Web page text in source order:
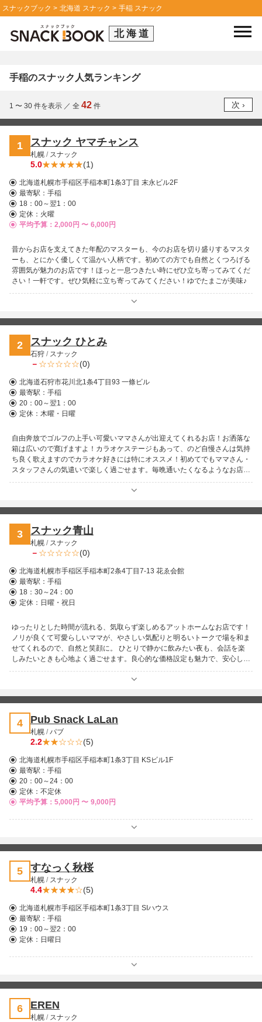
スナックブック 北海道 スナック 手稲 スナック
北海道
手稲のスナック人気ランキング
1 〜 30 件を表示 ／ 全 42 件
1 スナック ヤマチャンス
札幌 / スナック
5.0 (1)
北海道札幌市手稲区手稲本町1条3丁目 末永ビル2F
最寄駅： 手稲
18：00～翌1：00
定休：火曜
平均予算：2,000円 〜 6,000円
昔からお店を支えてきた年配のマスターも、今のお店を切り盛りするマスタ
ーも、とにかく優しくて温かい人柄です。初めての方でも自然とくつろげる
雰囲気が魅力のお店です！ほっと一息つきたい時にぜひ立ち寄ってみてくだ
さい！一軒です。ぜひ気軽に立ち寄ってみてください！ゆでたまごが美味♪
2 スナック ひとみ
石狩 / スナック
－ (0)
北海道石狩市花川北1条4丁目93 一條ビル
最寄駅： 手稲
20：00～翌1：00
定休：木曜・日曜
自由奔放でゴルフの上手い可愛いママさんが出迎えてくれるお店！お洒落な
箱は広いので寛げますよ！カラオケステージもあって、のど自慢さんは気持
ち良く歌えますのでカラオケ好きには特にオススメ！初めてでもママさん・
スタッフさんの気遣いで楽しく過ごせます。毎晩通いたくなるようなお店で
す！
3 スナック青山
札幌 / スナック
－ (0)
北海道札幌市手稲区手稲本町2条4丁目7-13 花ゑ会館
最寄駅： 手稲
18：30～24：00
定休：日曜・祝日
ゆったりとした時間が流れる、気取らず楽しめるアットホームなお店です！
ノリが良くて可愛らしいママが、やさしい気配りと明るいトークで場を和ま
せてくれるので、自然と笑顔に。 ひとりで静かに飲みたい夜も、会話を楽
しみたいときも心地よく過ごせます。良心的な価格設定も魅力で、安心して
通えるのもうれしいポイント。気軽に立ち寄って、ほっと一息つけるひとと
4 Pub Snack LaLan
札幌 /パブ
2.2 (5)
北海道札幌市手稲区手稲本町1条3丁目 KSビル1F
最寄駅： 手稲
20：00～24：00
定休：不定休
平均予算：5,000円 〜 9,000円
5 すなっく秋桜
札幌 / スナック
4.4 (5)
北海道札幌市手稲区手稲本町1条3丁目 SIハウス
最寄駅： 手稲
19：00～翌2：00
定休：日曜日
6 EREN
札幌 / スナック